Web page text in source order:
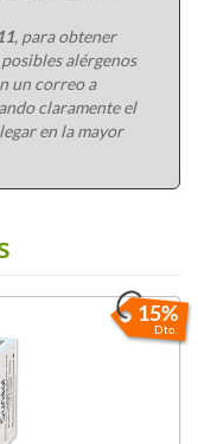
, para obtener
alérgenos
un correo a
claramente el
en la mayor
15%
Dto.